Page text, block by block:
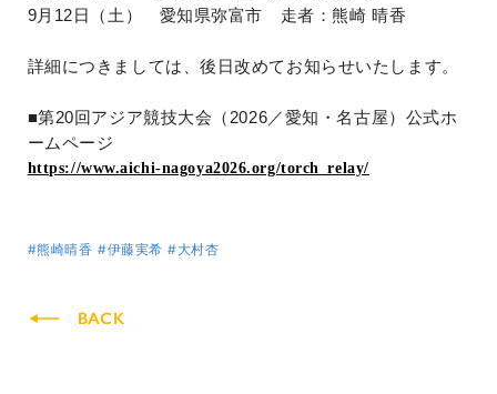
9月 12 日（土） 愛知県弥富市 走者：熊崎 晴香
詳細につきましては、後日改めてお知らせいたします。
■第20回アジア競技大会（ 2026／愛知・名古屋）公式ホ
ームページ
https://www.aichi-nagoya2026.org/torch_relay/
#熊崎晴香 #伊藤実希 #大村杏
BACK